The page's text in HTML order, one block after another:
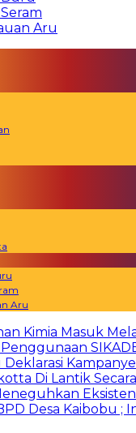
Aru
Aru
Kimia Masuk
Penggunaan
Kampanye
Di Lantik
Desa Kaibobu ;